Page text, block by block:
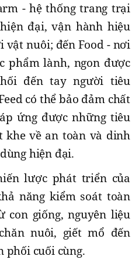
- hệ thống trang trại
đại, vận hành hiệu
vật nuôi; đến Food - nơi
phẩm lành, ngon được
đến tay người tiêu
có thể bảo đảm chất
ứng được những tiêu
khe về an toàn và dinh
hiện đại.
lược phát triển của
năng kiểm soát toàn
con giống, nguyên liệu
nuôi, giết mổ đến
phối cuối cùng.